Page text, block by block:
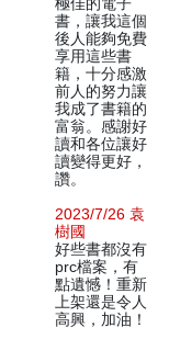
書，讓我這個
後人能夠免費
享用這些書
籍，十分感激
前人的努力讓
我成了書籍的
富翁。感謝好
讀和各位讓好
讀變得更好，
讚。
2023/7/26 袁
樹國
好些書都沒有
prc檔案，有
點遺憾！重新
上架還是令人
高興，加油！